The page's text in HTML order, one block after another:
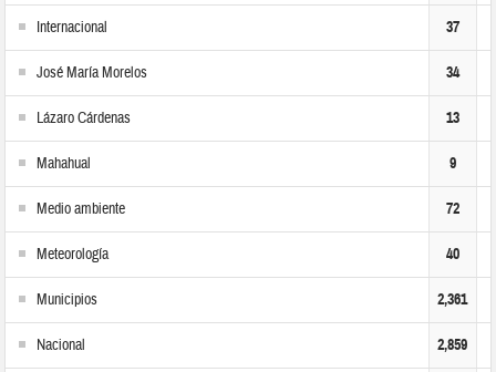
Internacional 37
José María Morelos 34
Lázaro Cárdenas 13
Mahahual 9
Medio ambiente 72
Meteorología 40
Municipios 2,361
Nacional 2,859